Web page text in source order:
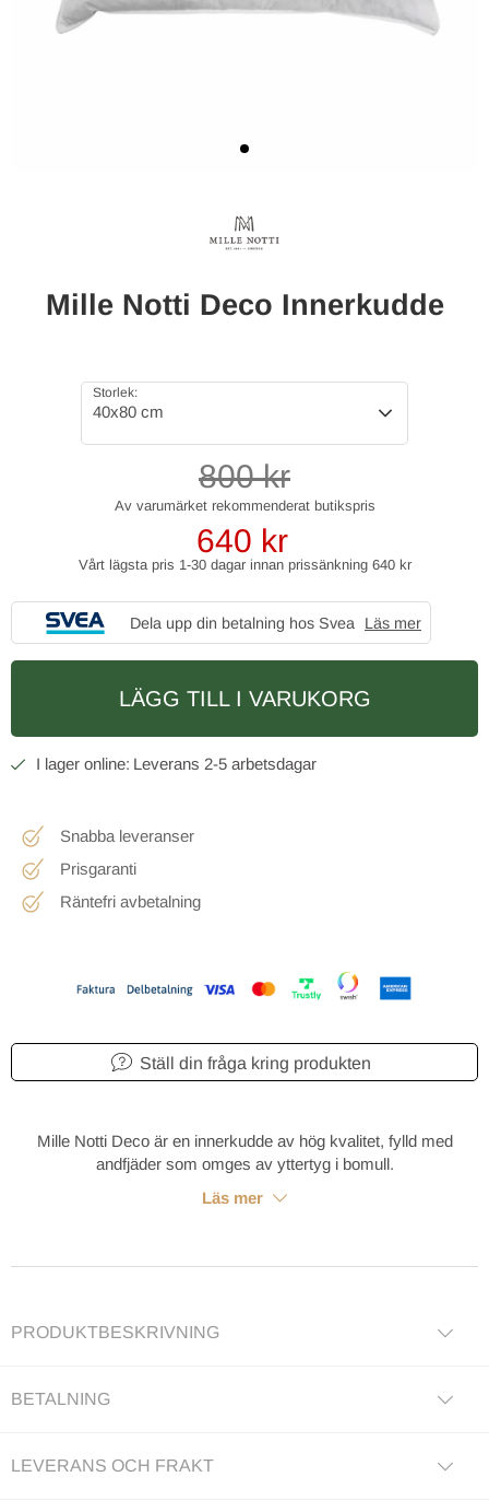
Mille Notti Deco Innerkudde
Storlek:
40x80 cm
800kr
640 kr
Vårt lägsta pris 1-30 dagar innan prissänkning 640 kr
Dela upp din betalning hos Svea Läs mer
LÄGG TILL I VARUKORG
2-5 arbetsdagar
Snabba leveranser
Prisgaranti
Räntefri avbetalning
Ställ din fråga kring produkten
Mille Notti Deco är en innerkudde av hög kvalitet, fylld med
andfjäder som omges av yttertyg i bomull.
Läs mer
PRODUKTBESKRIVNING
BETALNING
LEVERANS OCH FRAKT